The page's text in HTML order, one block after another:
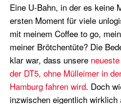
Eine U-Bahn, in der es keine
ersten Moment für viele
mit meinem Coffee to go,
meiner Brötchentüte? Die
klar war, dass unsere
der DT5, ohne Mülleimer in
Hamburg fahren wird. Doch
inzwischen eigentlich wirklich